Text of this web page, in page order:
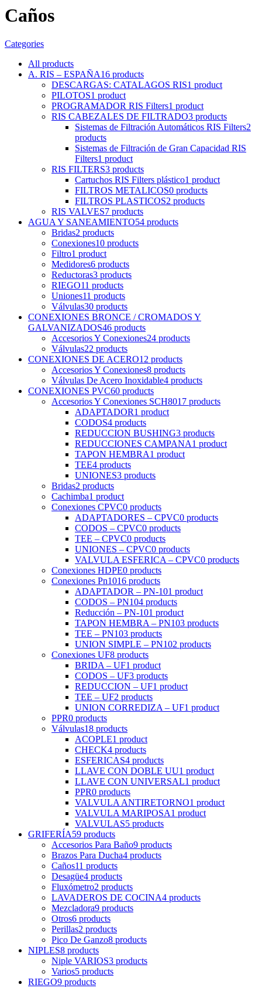
Caños
Categories
All products
A. RIS – ESPAÑA16 products
DESCARGAS: CATALAGOS RIS1 product
PILOTOS1 product
PROGRAMADOR RIS Filters1 product
RIS CABEZALES DE FILTRADO3 products
Sistemas de Filtración Automáticos RIS Filters2
products
Sistemas de Filtración de Gran Capacidad RIS
Filters1 product
RIS FILTERS3 products
Cartuchos RIS Filters plástico1 product
FILTROS METALICOS0 products
FILTROS PLASTICOS2 products
RIS VALVES7 products
AGUA Y SANEAMIENTO54 products
Bridas2 products
Conexiones10 products
Filtro1 product
Medidores6 products
Reductoras3 products
RIEGO11 products
Uniones11 products
Válvulas30 products
CONEXIONES BRONCE / CROMADOS Y
GALVANIZADOS46 products
Accesorios Y Conexiones24 products
Válvulas22 products
CONEXIONES DE ACERO12 products
Accesorios Y Conexiones8 products
Válvulas De Acero Inoxidable4 products
CONEXIONES PVC60 products
Accesorios Y Conexiones SCH8017 products
ADAPTADOR1 product
CODOS4 products
REDUCCION BUSHING3 products
REDUCCIONES CAMPANA1 product
TAPON HEMBRA1 product
TEE4 products
UNIONES3 products
Bridas2 products
Cachimba1 product
Conexiones CPVC0 products
ADAPTADORES – CPVC0 products
CODOS – CPVC0 products
TEE – CPVC0 products
UNIONES – CPVC0 products
VALVULA ESFERICA – CPVC0 products
Conexiones HDPE0 products
Conexiones Pn1016 products
ADAPTADOR – PN-101 product
CODOS – PN104 products
Reducción – PN-101 product
TAPON HEMBRA – PN103 products
TEE – PN103 products
UNION SIMPLE – PN102 products
Conexiones UF8 products
BRIDA – UF1 product
CODOS – UF3 products
REDUCCION – UF1 product
TEE – UF2 products
UNION CORREDIZA – UF1 product
PPR0 products
Válvulas18 products
ACOPLE1 product
CHECK4 products
ESFERICAS4 products
LLAVE CON DOBLE UU1 product
LLAVE CON UNIVERSAL1 product
PPR0 products
VALVULA ANTIRETORNO1 product
VALVULA MARIPOSA1 product
VALVULAS5 products
GRIFERÍA59 products
Accesorios Para Baño9 products
Brazos Para Ducha4 products
Caños11 products
Desagüe4 products
Fluxómetro2 products
LAVADEROS DE COCINA4 products
Mezcladora9 products
Otros6 products
Perillas2 products
Pico De Ganzo8 products
NIPLES8 products
Niple VARIOS3 products
Varios5 products
RIEGO9 products